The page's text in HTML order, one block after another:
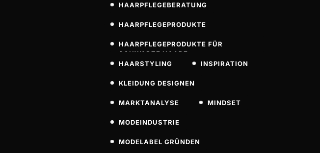
HAARPFLEGEBERATUNG
HAARPFLEGEPRODUKTE
HAARPFLEGEPRODUKTE FÜR
SCHWARZE HAARE
HAARSTYLING
INSPIRATION
KLEIDUNG DESIGNEN
MARKTANALYSE MINDSET
MODEINDUSTRIE
MODELABEL GRÜNDEN